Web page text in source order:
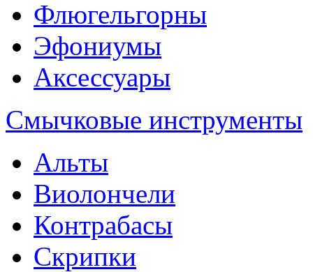
Флюгельгорны
Эфониумы
Аксессуары
Смычковые инструменты
Альты
Виолончели
Контрабасы
Скрипки